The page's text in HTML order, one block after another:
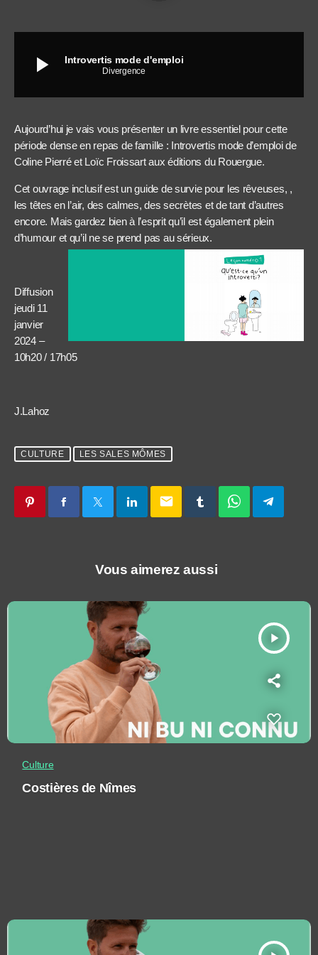
play_arrow Introvertis mode d'emploi
Divergence
Aujourd’hui je vais vous présenter un livre essentiel pour cette
période dense en repas de famille : Introvertis mode d’emploi de
Coline Pierré et Loïc Froissart aux éditions du Rouergue.
Cet ouvrage inclusif est un guide de survie pour les rêveuses, ,
les têtes en l’air, des calmes, des secrètes et de tant d’autres
encore. Mais gardez bien à l’esprit qu’il est également plein
d’humour et qu’il ne se prend pas au sérieux.
Diffusion
jeudi 11
janvier
2024 –
10h20 / 17h05
J.Lahoz
CULTURE LES SALES MÔMES
email
Vous aimerez aussi
play_arrow
Culture
Costières de Nîmes